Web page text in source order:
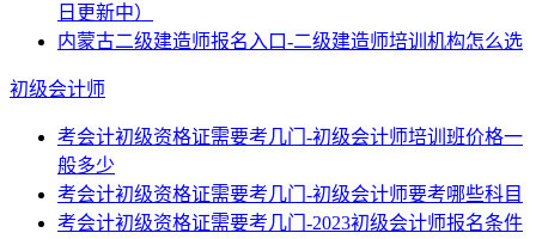
日更新中）
内蒙古二级建造师报名入口-二级建造师培训机构怎么选
初级会计师
考会计初级资格证需要考几门-初级会计师培训班价格一
般多少
考会计初级资格证需要考几门-初级会计师要考哪些科目
考会计初级资格证需要考几门-2023初级会计师报名条件